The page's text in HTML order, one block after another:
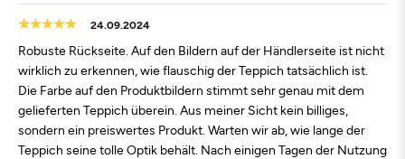
24.09.2024
Robuste Rückseite. Auf den Bildern auf der Händlerseite ist nicht
wirklich zu erkennen, wie flauschig der Teppich tatsächlich ist.
Die Farbe auf den Produktbildern stimmt sehr genau mit dem
gelieferten Teppich überein. Aus meiner Sicht kein billiges,
sondern ein preiswertes Produkt. Warten wir ab, wie lange der
Teppich seine tolle Optik behält. Nach einigen Tagen der Nutzung